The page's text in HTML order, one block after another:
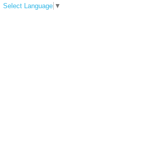
Select Language ▼